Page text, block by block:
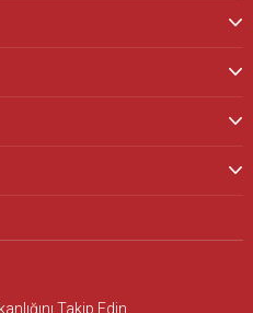
Takip Edin